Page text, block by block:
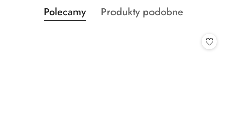
Pomiń karuzelę produktów
Produkty
o
Polecamy
Produkty
Produkty podobne